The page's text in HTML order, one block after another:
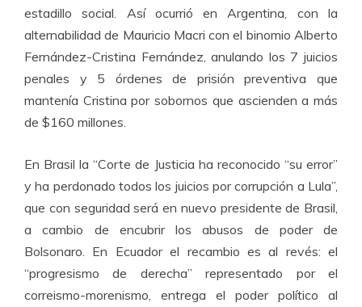
estadillo social. Así ocurrió en Argentina, con la
alternabilidad de Mauricio Macri con el binomio Alberto
Fernández-Cristina Fernández, anulando los 7 juicios
penales y 5 órdenes de prisión preventiva que
mantenía Cristina por sobornos que ascienden a más
de $160 millones.
En Brasil la “Corte de Justicia ha reconocido “su error”
y ha perdonado todos los juicios por corrupción a Lula”,
que con seguridad será en nuevo presidente de Brasil,
a cambio de encubrir los abusos de poder de
Bolsonaro. En Ecuador el recambio es al revés: el
“progresismo de derecha” representado por el
correismo-morenismo, entrega el poder político al